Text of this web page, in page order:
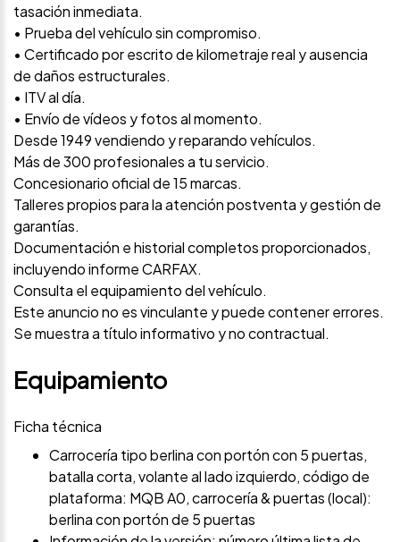
tasación inmediata.
• Prueba del vehículo sin compromiso.
• Certificado por escrito de kilometraje real y ausencia
de daños estructurales.
• ITV al día.
• Envío de vídeos y fotos al momento.
Desde 1949 vendiendo y reparando vehículos.
Más de 300 profesionales a tu servicio.
Concesionario oficial de 15 marcas.
Talleres propios para la atención postventa y gestión de
garantías.
Documentación e historial completos proporcionados,
incluyendo informe CARFAX.
Consulta el equipamiento del vehículo.
Este anuncio no es vinculante y puede contener errores.
Se muestra a título informativo y no contractual.
Equipamiento
Ficha técnica
Carrocería tipo berlina con portón con 5 puertas,
batalla corta, volante al lado izquierdo, código de
plataforma: MQB A0, carrocería & puertas (local):
berlina con portón de 5 puertas